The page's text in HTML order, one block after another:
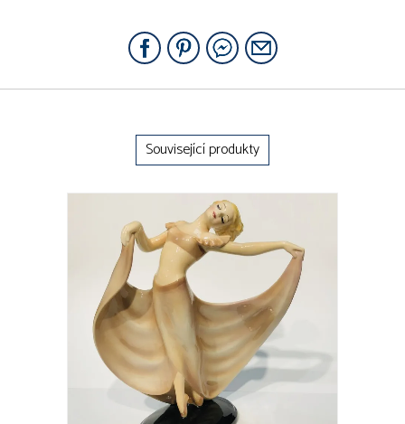
Související produkty